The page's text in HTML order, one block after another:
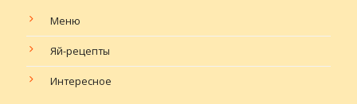
Меню
Яй-рецепты
Интересное